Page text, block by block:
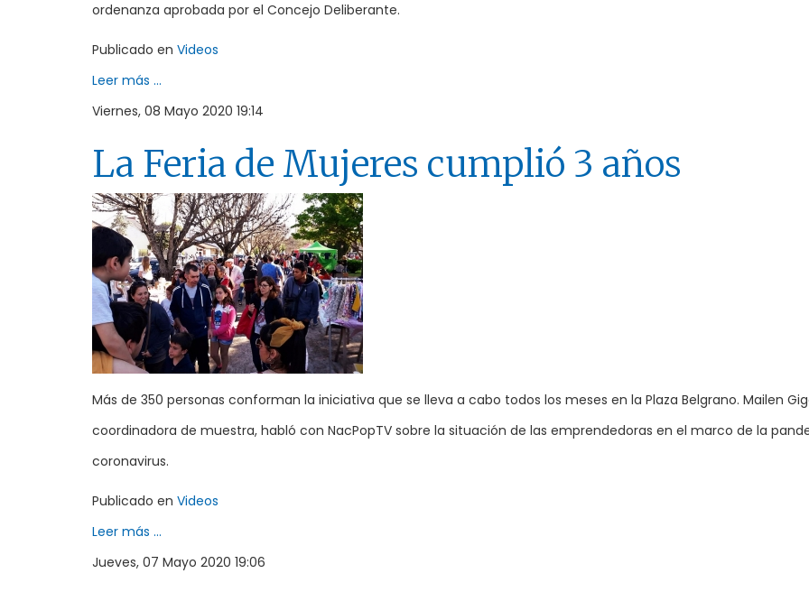
ordenanza aprobada por el Concejo Deliberante.
Publicado en Videos
Leer más ...
Viernes, 08 Mayo 2020 19:14
La Feria de Mujeres cumplió 3 años
Más de 350 personas conforman la iniciativa que se lleva a cabo todos los meses en la Plaza Belgrano. Mailen
coordinadora de muestra, habló con NacPopTV sobre la situación de las emprendedoras en el marco de la
coronavirus.
Publicado en Videos
Leer más ...
Jueves, 07 Mayo 2020 19:06